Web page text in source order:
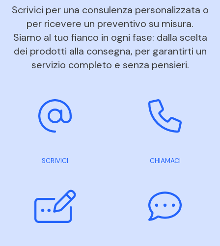
Scrivici per una consulenza personalizzata o
per ricevere un preventivo su misura.
Siamo al tuo fianco in ogni fase: dalla scelta
dei prodotti alla consegna, per garantirti un
servizio completo e senza pensieri.
SCRIVICI CHIAMACI